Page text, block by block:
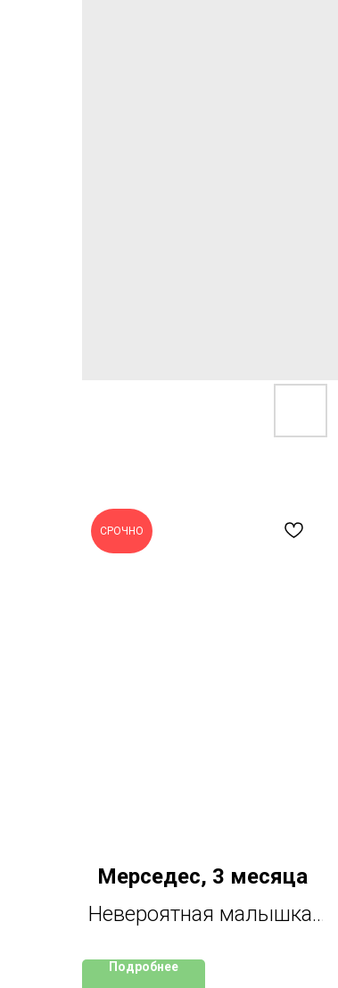
СРОЧНО
Мерседес, 3 месяца
Невероятная малышка,
игривая, тактильная,
Подробнее